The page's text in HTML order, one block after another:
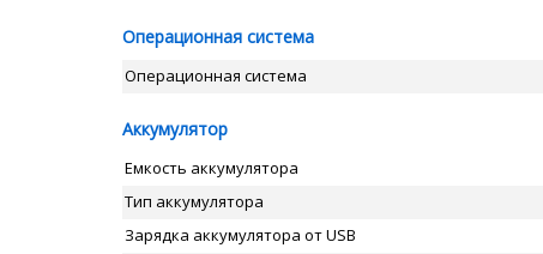
Операционная система
Операционная система
Аккумулятор
Емкость аккумулятора
Тип аккумулятора
Зарядка аккумулятора от USB